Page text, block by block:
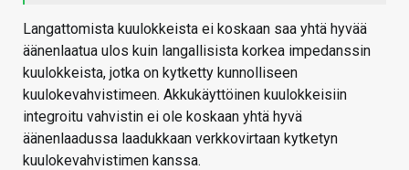
Langattomista kuulokkeista ei koskaan saa yhtä hyvää
äänenlaatua ulos kuin langallisista korkea impedanssin
kuulokkeista, jotka on kytketty kunnolliseen
kuulokevahvistimeen. Akkukäyttöinen kuulokkeisiin
integroitu vahvistin ei ole koskaan yhtä hyvä
äänenlaadussa laadukkaan verkkovirtaan kytketyn
kuulokevahvistimen kanssa.